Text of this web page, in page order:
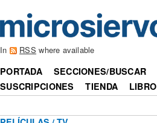
In RSS where available
PORTADA SECCIONES/BUSCAR
SUSCRIPCIONES
TIENDA LIBRO